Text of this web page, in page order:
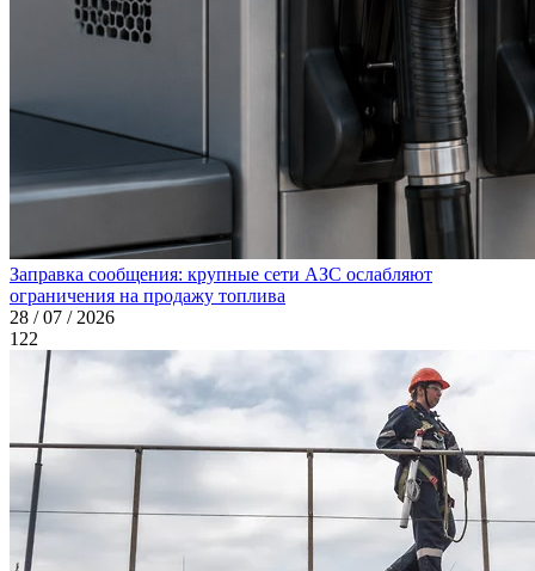
Заправка сообщения: крупные сети АЗС ослабляют
ограничения на продажу топлива
28 / 07 / 2026
122